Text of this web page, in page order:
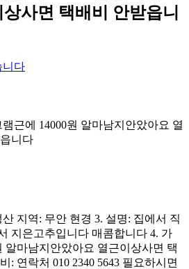
사면 택배비 안받읍니
니다
램근에 14000원 알마남지안았아요 열
니다
지역: 무안 현경 3. 설명: 집에서 직
지은고추입니다 매콤합니다 4. 가
알마남지안았아요 열근이상사면 택
: 연락처 010 2340 5643 필요하시면